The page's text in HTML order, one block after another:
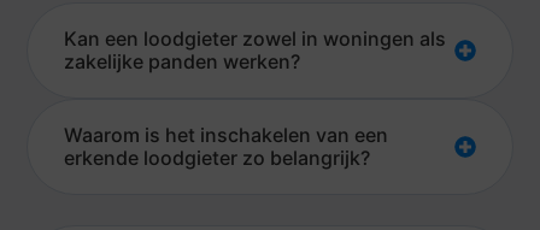
Waarom is het inschakelen van een
erkende loodgieter zo belangrijk?
Kan een loodgieter zowel in woningen als
zakelijke panden werken?